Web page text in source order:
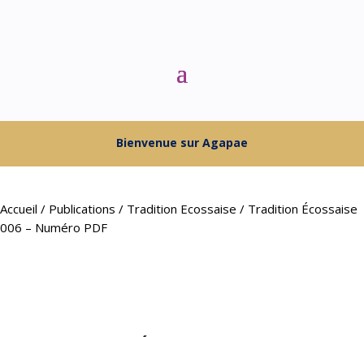
Bienvenue sur Agapae
Accueil / Publications / Tradition Ecossaise / Tradition Écossaise
006 – Numéro PDF